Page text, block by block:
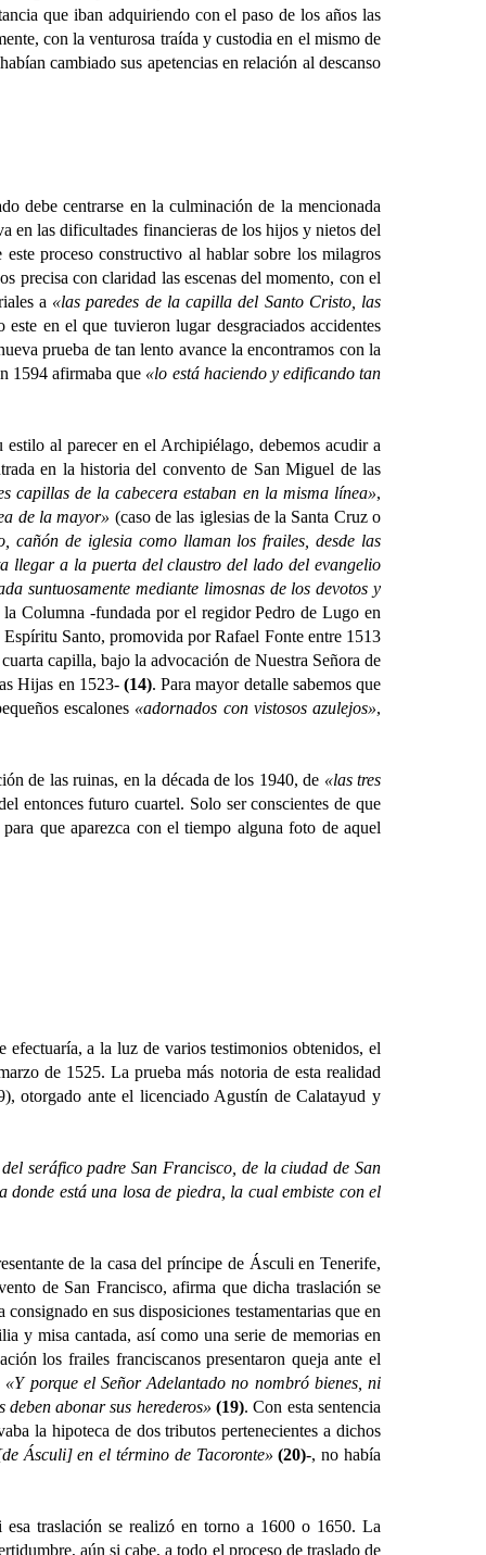
que iban adquiriendo con el paso de los años las
con la venturosa traída y custodia en el mismo de
cambiado sus apetencias en relación al descanso
centrarse en la culminación de la mencionada
en las dificultades financieras de los hijos y nietos del
proceso constructivo al hablar sobre los milagros
precisa con claridad las escenas del momento, con el
a «las paredes de la capilla del Santo Cristo, las
en el que tuvieron lugar desgraciados accidentes
prueba de tan lento avance la encontramos con la
1594 afirmaba que «lo está haciendo y edificando tan
al parecer en el Archipiélago, debemos acudir a
en la historia del convento de San Miguel de las
capillas de la cabecera estaban en la misma línea»,
de la mayor» (caso de las iglesias de la Santa Cruz o
cañón de iglesia como llaman los frailes, desde las
llegar a la puerta del claustro del lado del evangelio
suntuosamente mediante limosnas de los devotos y
Columna -fundada por el regidor Pedro de Lugo en
Santo, promovida por Rafael Fonte entre 1513
capilla, bajo la advocación de Nuestra Señora de
Hijas en 1523- (14). Para mayor detalle sabemos que
escalones «adornados con vistosos azulejos»,
de las ruinas, en la década de los 1940, de «las tres
entonces futuro cuartel. Solo ser conscientes de que
que aparezca con el tiempo alguna foto de aquel
a la luz de varios testimonios obtenidos, el
de 1525. La prueba más notoria de esta realidad
otorgado ante el licenciado Agustín de Calatayud y
seráfico padre San Francisco, de la ciudad de San
está una losa de piedra, la cual embiste con el
de la casa del príncipe de Ásculi en Tenerife,
de San Francisco, afirma que dicha traslación se
en sus disposiciones testamentarias que en
y misa cantada, así como una serie de memorias en
los frailes franciscanos presentaron queja ante el
«Y porque el Señor Adelantado no nombró bienes, ni
abonar sus herederos» (19). Con esta sentencia
la hipoteca de dos tributos pertenecientes a dichos
Ásculi] en el término de Tacoronte» (20)-, no había
traslación se realizó en torno a 1600 o 1650. La
aún si cabe, a todo el proceso de traslado de